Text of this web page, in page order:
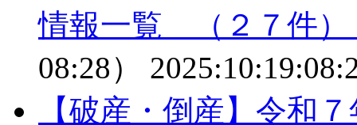
情報一覧 （２７件
08:28）
【破産・倒産】令和